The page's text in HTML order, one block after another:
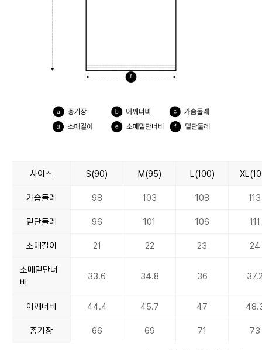
사이즈 S(90) M(95) L(100)
가슴둘레 98 103 108 113
밑단둘레 96 101 106 111
소매길이 21 22 23 24
소매밑단너
비
33.6 34.8 36
어깨너비 44.4 45.7 47
총기장 66 69 71 73